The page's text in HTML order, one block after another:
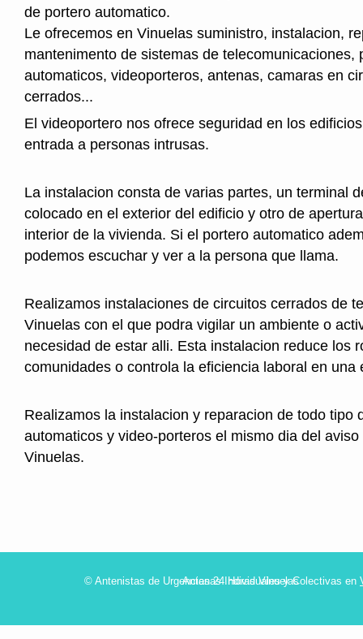
de portero automatico.
Le ofrecemos en Vinuelas suministro, instalacion,
mantenimento de sistemas de telecomunicaciones,
automaticos, videoporteros, antenas, camaras en
cerrados...
El videoportero nos ofrece seguridad en los
entrada a personas intrusas.
La instalacion consta de varias partes, un terminal
colocado en el exterior del edificio y otro de
interior de la vivienda. Si el portero automatico
podemos escuchar y ver a la persona que llama.
Realizamos instalaciones de circuitos cerrados de
Vinuelas con el que podra vigilar un ambiente o
necesidad de estar alli. Esta instalacion reduce los
comunidades o controla la eficiencia laboral en una
Realizamos la instalacion y reparacion de todo tipo
automaticos y video-porteros el mismo dia del aviso
Vinuelas.
© Antenistas de Urgencias 24 Horas Vinuelas
Antenas Individuales y Colectivas en